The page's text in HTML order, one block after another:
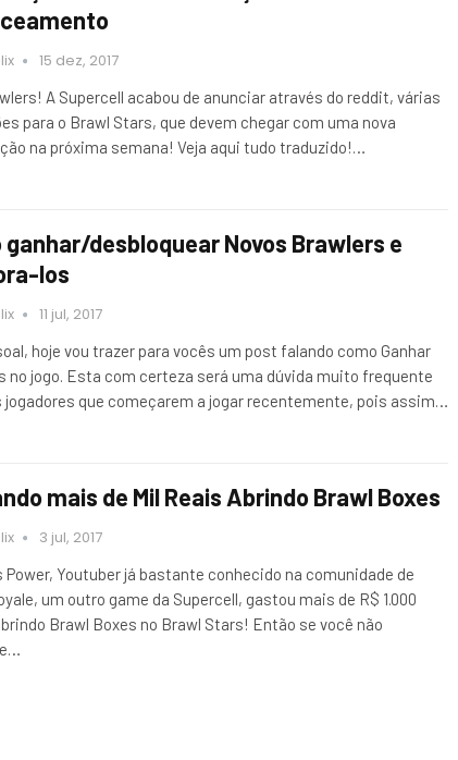
15 dez, 2017
A Supercell acabou de anunciar através do reddit, várias
para o Brawl Stars, que devem chegar com uma nova
na próxima semana! Veja aqui tudo traduzido!…
ganhar/desbloquear Novos Brawlers e
los
11 jul, 2017
hoje vou trazer para vocês um post falando como Ganhar
no jogo. Esta com certeza será uma dúvida muito frequente
jogadores que começarem a jogar recentemente, pois assim…
mais de Mil Reais Abrindo Brawl Boxes
3 jul, 2017
Power, Youtuber já bastante conhecido na comunidade de
um outro game da Supercell, gastou mais de R$ 1.000
Brawl Boxes no Brawl Stars! Então se você não